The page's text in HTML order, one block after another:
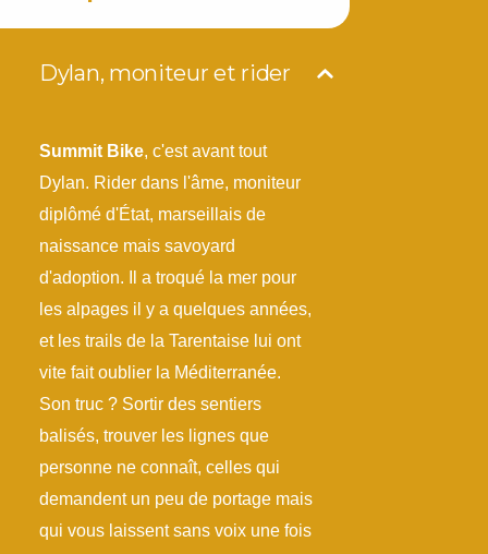
Dylan, moniteur et rider
Summit Bike, c'est avant tout
Dylan. Rider dans l'âme, moniteur
diplômé d'État, marseillais de
naissance mais savoyard
d'adoption. Il a troqué la mer pour
les alpages il y a quelques années,
et les trails de la Tarentaise lui ont
vite fait oublier la Méditerranée.
Son truc ? Sortir des sentiers
balisés, trouver les lignes que
personne ne connaît, celles qui
demandent un peu de portage mais
qui vous laissent sans voix une fois